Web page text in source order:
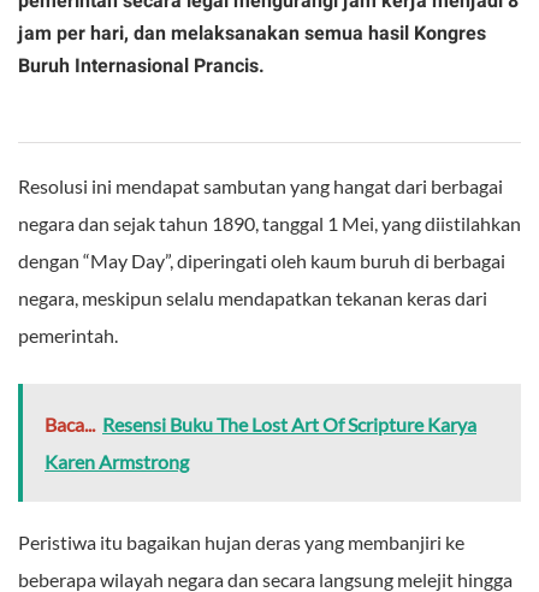
jam per hari, dan melaksanakan semua hasil Kongres
Buruh Internasional Prancis.
Resolusi ini mendapat sambutan yang hangat dari berbagai
negara dan sejak tahun 1890, tanggal 1 Mei, yang diistilahkan
dengan “May Day”, diperingati oleh kaum buruh di berbagai
negara, meskipun selalu mendapatkan tekanan keras dari
pemerintah.
Baca... Resensi Buku The Lost Art Of Scripture Karya
Karen Armstrong
Peristiwa itu bagaikan hujan deras yang membanjiri ke
beberapa wilayah negara dan secara langsung melejit hingga